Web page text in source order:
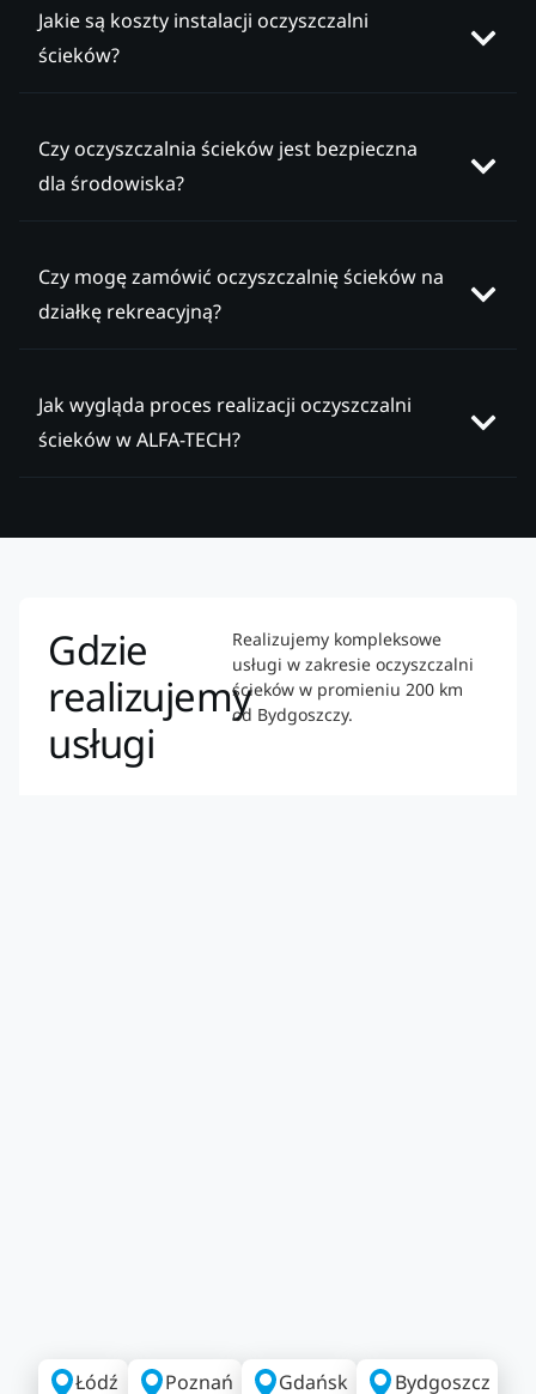
Jakie są koszty instalacji oczyszczalni
ścieków?
Czy oczyszczalnia ścieków jest bezpieczna
dla środowiska?
Czy mogę zamówić oczyszczalnię ścieków na
działkę rekreacyjną?
Jak wygląda proces realizacji oczyszczalni
ścieków w ALFA-TECH?
Gdzie
realizujemy
usługi
Realizujemy kompleksowe
usługi w zakresie oczyszczalni
ścieków w promieniu 200 km
od Bydgoszczy.
Łódź Poznań Gdańsk Bydgoszcz